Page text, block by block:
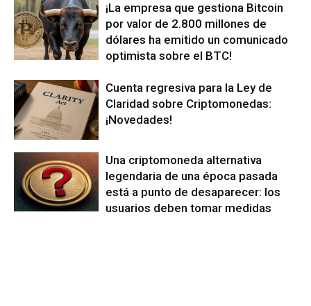
¡La empresa que gestiona Bitcoin
por valor de 2.800 millones de
dólares ha emitido un comunicado
optimista sobre el BTC!
Cuenta regresiva para la Ley de
Claridad sobre Criptomonedas:
¡Novedades!
Una criptomoneda alternativa
legendaria de una época pasada
está a punto de desaparecer: los
usuarios deben tomar medidas